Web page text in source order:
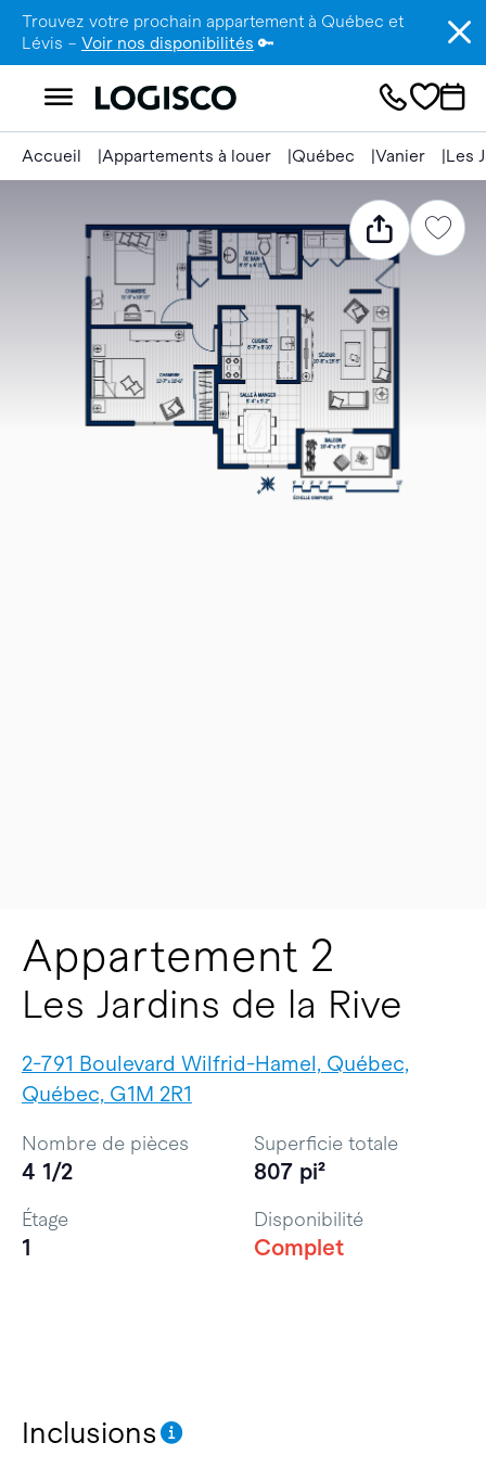
Trouvez votre prochain appartement à Québec et
Lévis – Voir nos disponibilités 🔑
Accueil Appartements à louer Québec Vanier Les
Appartement 2
Les Jardins de la Rive
2-791 Boulevard Wilfrid-Hamel, Québec,
Québec, G1M 2R1
Inclusions
Nombre de pièces
4 1/2
Superficie totale
807 pi²
Étage
1
Disponibilité
Complet